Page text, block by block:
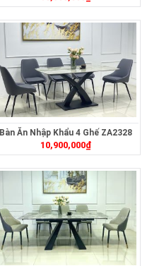
Bàn Ăn Nhập Khẩu 4 Ghế ZA2328
10,900,000₫